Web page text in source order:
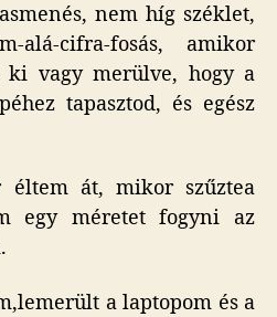
nem híg széklet,
alá-cifra-fosás, amikor
vagy merülve, hogy a
tapasztod, és egész
át, mikor szűztea
egy méretet fogyni az
a laptopom és a